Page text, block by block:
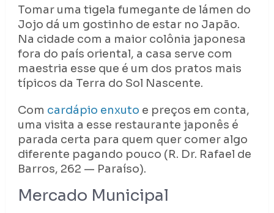
Tomar uma tigela fumegante de lámen do
Jojo dá um gostinho de estar no Japão.
Na cidade com a maior colônia japonesa
fora do país oriental, a casa serve com
maestria esse que é um dos pratos mais
típicos da Terra do Sol Nascente.
Com cardápio enxuto e preços em conta,
uma visita a esse restaurante japonês é
parada certa para quem quer comer algo
diferente pagando pouco (R. Dr. Rafael de
Barros, 262 — Paraíso).
Mercado Municipal